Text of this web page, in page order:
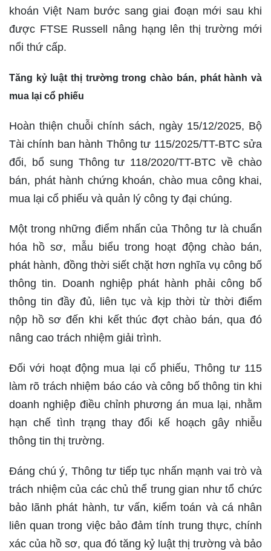
khoán Việt Nam bước sang giai đoạn mới sau khi
được FTSE Russell nâng hạng lên thị trường mới
nổi thứ cấp.
Tăng kỷ luật thị trường trong chào bán, phát hành và
mua lại cổ phiếu
Hoàn thiện chuỗi chính sách, ngày 15/12/2025, Bộ
Tài chính ban hành Thông tư 115/2025/TT-BTC sửa
đổi, bổ sung Thông tư 118/2020/TT-BTC về chào
bán, phát hành chứng khoán, chào mua công khai,
mua lại cổ phiếu và quản lý công ty đại chúng.
Một trong những điểm nhấn của Thông tư là chuẩn
hóa hồ sơ, mẫu biểu trong hoạt động chào bán,
phát hành, đồng thời siết chặt hơn nghĩa vụ công bố
thông tin. Doanh nghiệp phát hành phải công bố
thông tin đầy đủ, liên tục và kịp thời từ thời điểm
nộp hồ sơ đến khi kết thúc đợt chào bán, qua đó
nâng cao trách nhiệm giải trình.
Đối với hoạt động mua lại cổ phiếu, Thông tư 115
làm rõ trách nhiệm báo cáo và công bố thông tin khi
doanh nghiệp điều chỉnh phương án mua lại, nhằm
hạn chế tình trạng thay đổi kế hoạch gây nhiễu
thông tin thị trường.
Đáng chú ý, Thông tư tiếp tục nhấn mạnh vai trò và
trách nhiệm của các chủ thể trung gian như tổ chức
bảo lãnh phát hành, tư vấn, kiểm toán và cá nhân
liên quan trong việc bảo đảm tính trung thực, chính
xác của hồ sơ, qua đó tăng kỷ luật thị trường và bảo